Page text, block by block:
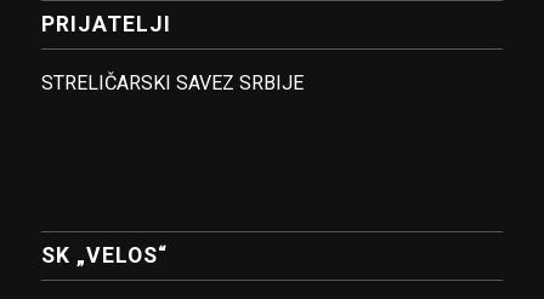
PRIJATELJI
STRELIČARSKI SAVEZ SRBIJE
SK „VELOS“